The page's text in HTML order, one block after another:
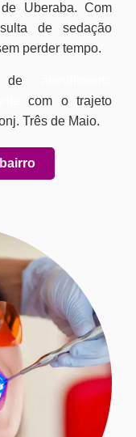
Uberaba. Com
de sedação
perder tempo.
de
com o trajeto
Três de Maio.